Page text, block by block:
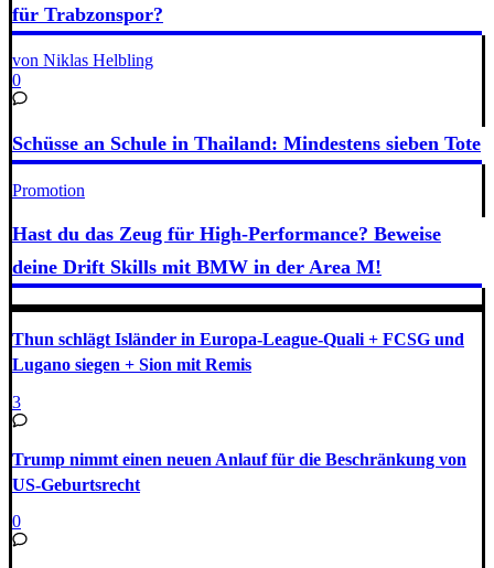
für Trabzonspor?
von Niklas Helbling
0
Schüsse an Schule in Thailand: Mindestens sieben Tote
Promotion
Hast du das Zeug für High-Performance? Beweise
deine Drift Skills mit BMW in der Area M!
Thun schlägt Isländer in Europa-League-Quali + FCSG und
Lugano siegen + Sion mit Remis
3
Trump nimmt einen neuen Anlauf für die Beschränkung von
US-Geburtsrecht
0